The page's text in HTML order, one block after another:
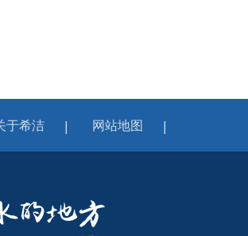
于希洁 网站地图